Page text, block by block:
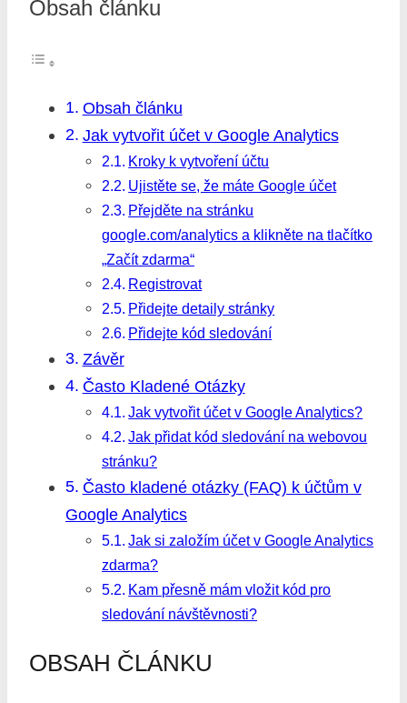
Obsah článku
Obsah článku
Jak vytvořit účet v Google Analytics
Kroky k vytvoření účtu
Ujistěte se, že máte Google účet
Přejděte na stránku
google.com/analytics a klikněte na tlačítko
„Začít zdarma“
Registrovat
Přidejte detaily stránky
Přidejte kód sledování
Závěr
Často Kladené Otázky
Jak vytvořit účet v Google Analytics?
Jak přidat kód sledování na webovou
stránku?
Často kladené otázky (FAQ) k účtům v
Google Analytics
Jak si založím účet v Google Analytics
zdarma?
Kam přesně mám vložit kód pro
sledování návštěvnosti?
OBSAH ČLÁNKU